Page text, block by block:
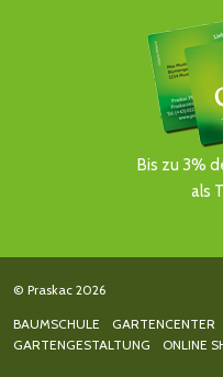
Bis zu 3%
als
© Praskac 2026
BAUMSCHULE GARTENCENTER
GARTENGESTALTUNG
ONLINE